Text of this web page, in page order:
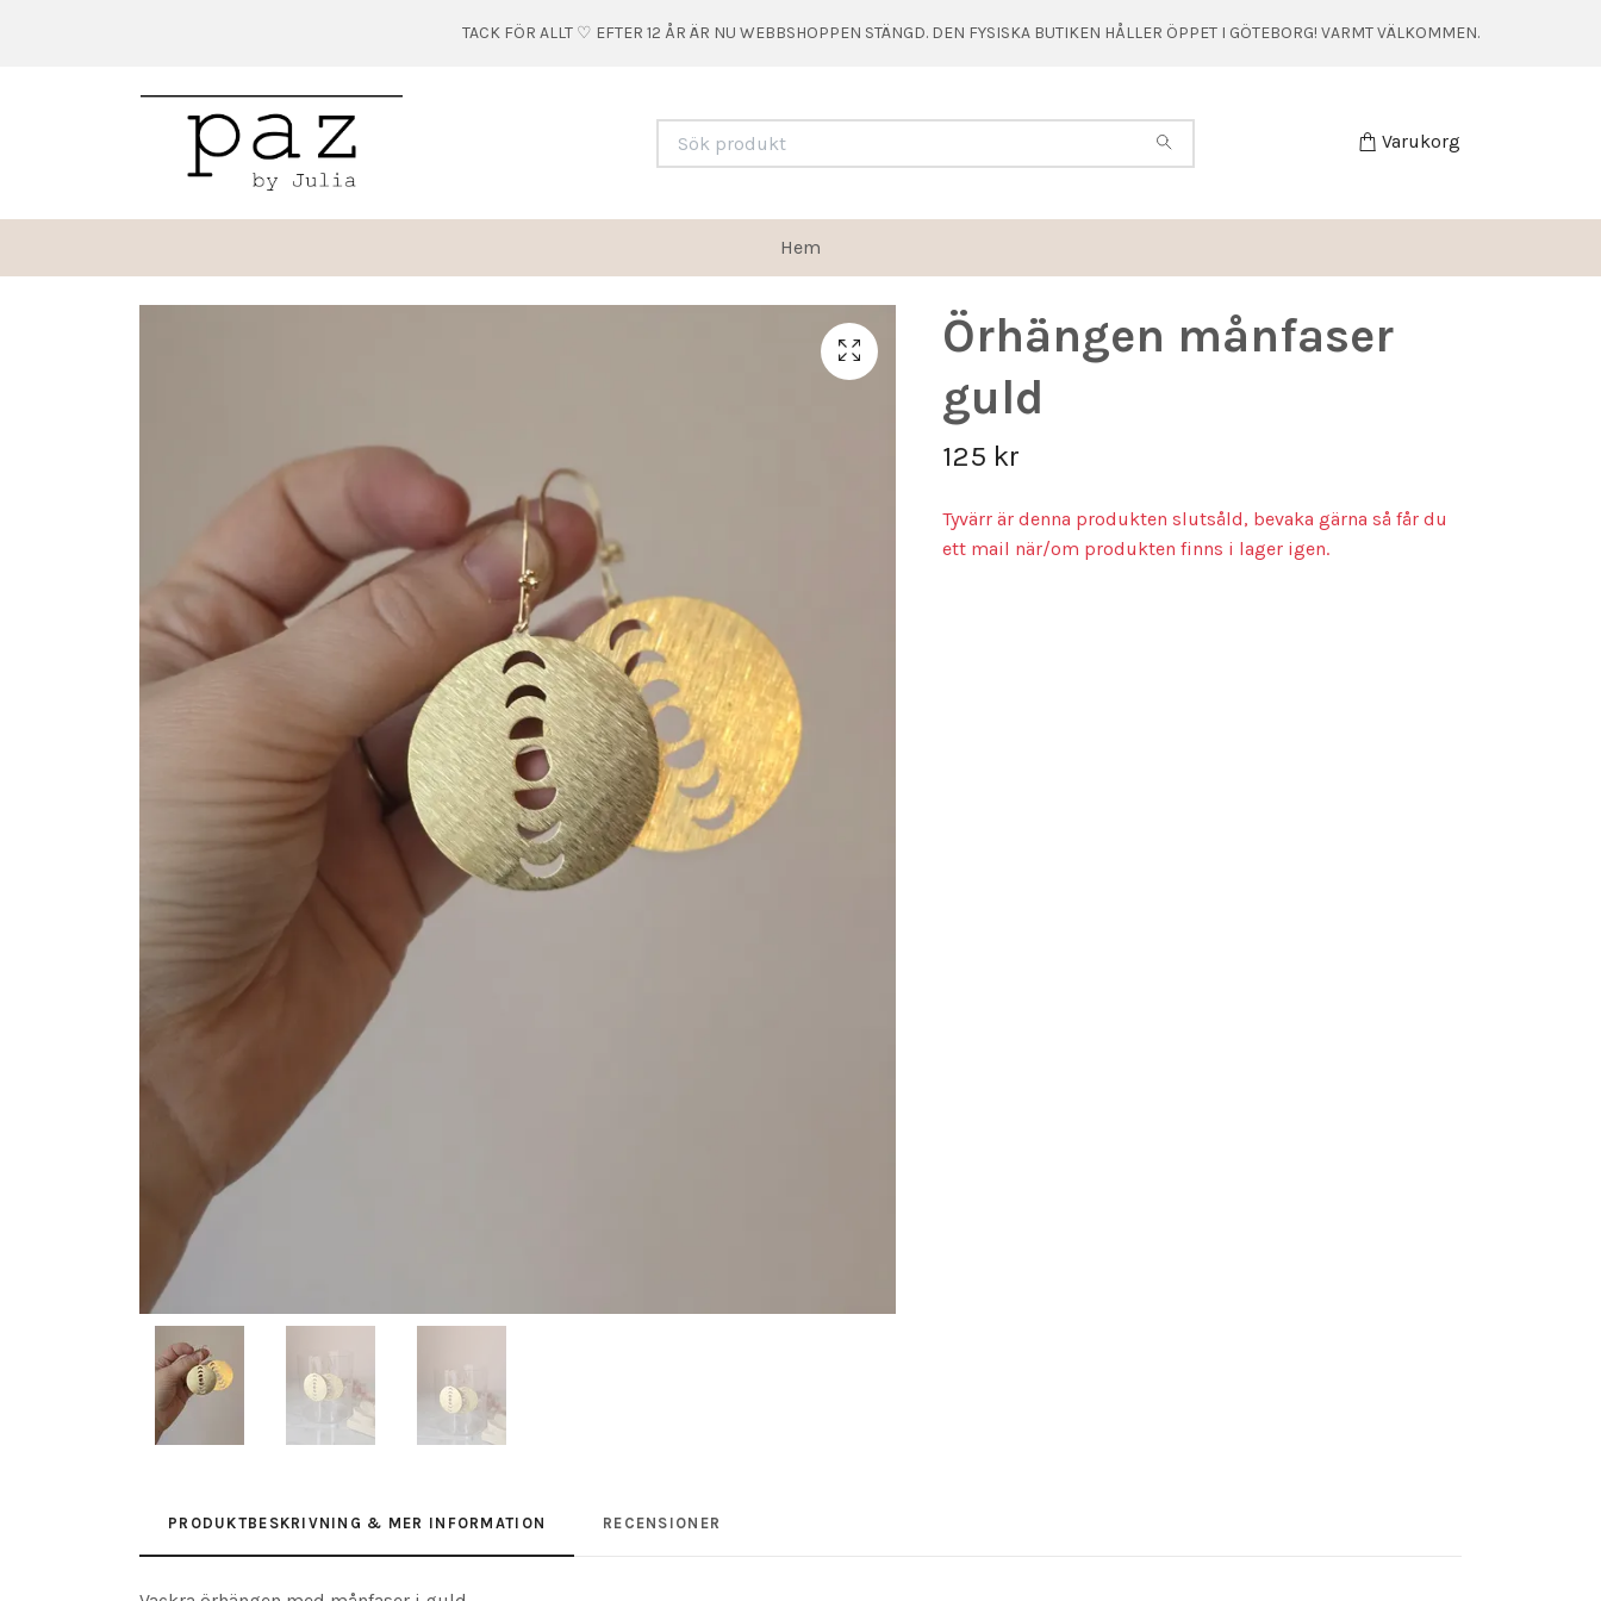
TACK FÖR ALLT ♡ EFTER 12 ÅR ÄR NU WEBBSHOPPEN STÄNGD. DEN FYSISKA BUTIKEN HÅLLER ÖPPET I GÖTEBORG! VARMT VÄLKOMMEN.
Varukorg
Hem
Örhängen månfaser
guld
125 kr
Tyvärr är denna produkten slutsåld, bevaka gärna så får du
ett mail när/om produkten finns i lager igen.
PRODUKTBESKRIVNING & MER INFORMATION RECENSIONER